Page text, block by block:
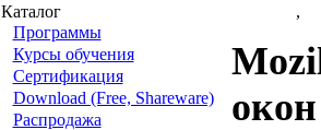
Каталог
Программы
Курсы обучения
Сертификация
Download (Free, Shareware)
Распродажа
,